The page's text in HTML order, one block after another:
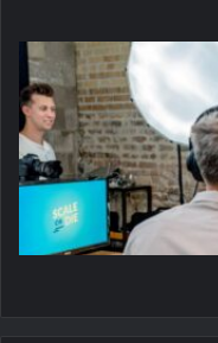
Podcast